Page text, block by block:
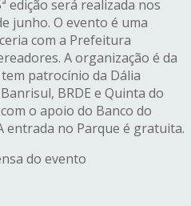
edição será realizada nos
junho. O evento é uma
com a Prefeitura
A organização é da
patrocínio da Dália
BRDE e Quinta do
o apoio do Banco do
entrada no Parque é gratuita.
do evento